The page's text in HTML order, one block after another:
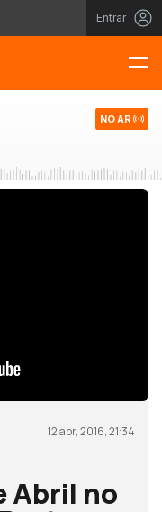
Entrar
NO AR
12 abr, 2016, 21:34
Abril no